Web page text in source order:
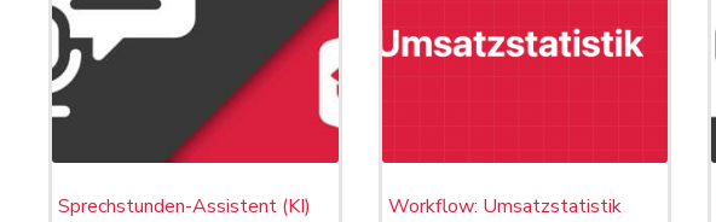
Sprechstunden-Assistent (KI)
Workflow: Umsatzstatistik